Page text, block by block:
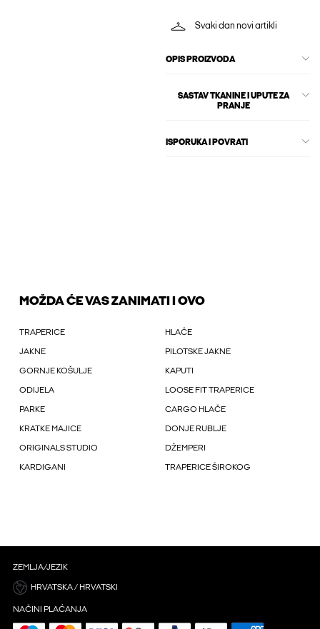
Svaki dan novi artikli
OPIS PROIZVODA
SASTAV TKANINE I UPUTE ZA
PRANJE
ISPORUKA I POVRATI
MOŽDA ĆE VAS ZANIMATI I OVO
TRAPERICE HLAČE
JAKNE PILOTSKE JAKNE
GORNJE KOŠULJE KAPUTI
ODIJELA LOOSE FIT TRAPERICE
PARKE CARGO HLAČE
KRATKE MAJICE DONJE RUBLJE
ORIGINALS STUDIO DŽEMPERI
KARDIGANI TRAPERICE ŠIROKOG
ZEMLJA/JEZIK
HRVATSKA / HRVATSKI
NAČINI PLAĆANJA